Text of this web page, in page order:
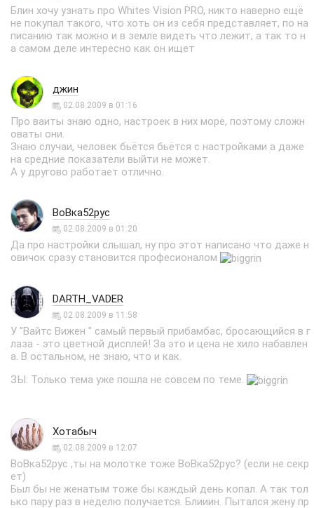
Блин хочу узнать про Whites Vision PRO, никто наверно ещё
не покупал такого, что хоть он из себя представляет, по на
писанию так можно и в земле видеть что лежит, а так то н
а самом деле интересно как он ищет
джин
02.08.2009 в 01:16
Про ваиты знаю одно, настроек в них море, поэтому сложн
оваты они.
Знаю случаи, человек бьётся бьётся с настройками а даже
на средние показатели выйти не может.
А у другово работает отлично.
ВоВка52рус
02.08.2009 в 01:20
Да про настройки слышал, ну про этот написано что даже н
овичок сразу становится професионалом
DARTH_VADER
02.08.2009 в 11:58
У "Вайтс Вижен " самый первый прибамбас, бросающийся в г
лаза - это цветной дисплей! За это и цена не хило набавлен
а. В остальном, не знаю, что и как.
ЗЫ: Только тема уже пошла не совсем по теме.
Хотабыч
02.08.2009 в 12:07
ВоВка52рус ,ты на молотке тоже ВоВка52рус? (если не секр
ет)
Был бы не женатым тоже бы каждый день копал. А так тол
ько пару раз в неделю получается. Блииин. Пытался жену пр